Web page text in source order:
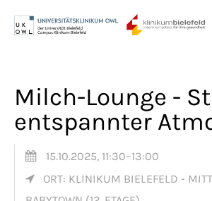
Milch-Lounge -
entspannter
15.10.2025, 11:30–13:00
ORT: KLINIKUM BIELEFELD -